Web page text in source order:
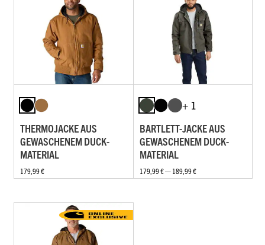
THERMOJACKE AUS
GEWASCHENEM DUCK-
MATERIAL
179,99 €
+ 1
BARTLETT-JACKE AUS
GEWASCHENEM DUCK-
MATERIAL
179,99 € — 189,99 €